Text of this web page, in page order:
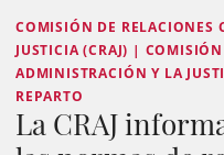
COMISIÓN DE RELACIONES
JUSTICIA (CRAJ) |
ADMINISTRACIÓN Y LA
REPARTO
La CRAJ